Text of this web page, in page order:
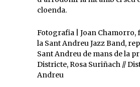
cloenda.
Fotografia | Joan Chamorro,
la Sant Andreu Jazz Band,
Sant Andreu de mans de la
Districte, Rosa Suriñach //
Andreu